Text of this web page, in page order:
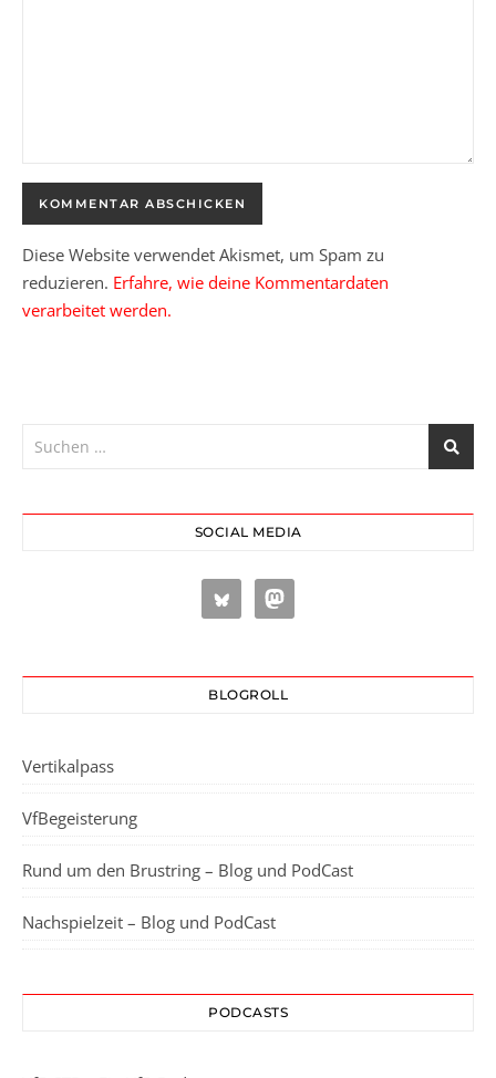
Diese Website verwendet Akismet, um Spam zu
reduzieren. Erfahre, wie deine Kommentardaten
verarbeitet werden.
SOCIAL MEDIA
BLOGROLL
Vertikalpass
VfBegeisterung
Rund um den Brustring – Blog und PodCast
Nachspielzeit – Blog und PodCast
PODCASTS